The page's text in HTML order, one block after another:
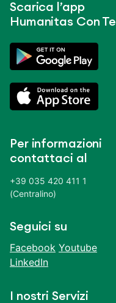
Scarica l’app
Humanitas Con Te
Per informazioni
contattaci al
+39 035 420 411 1
(Centralino)
Seguici su
Facebook Youtube
LinkedIn
I nostri Servizi